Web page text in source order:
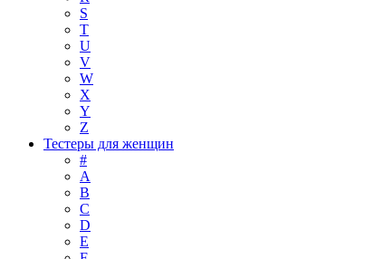
S
T
U
V
W
X
Y
Z
Тестеры для женщин
#
A
B
C
D
E